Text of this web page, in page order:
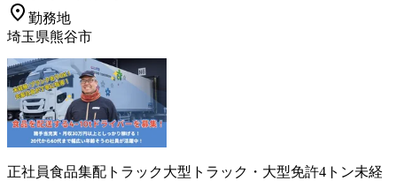
勤務地
埼玉県熊谷市
正社員食品集配 トラック大型トラック・大型免許4トン未経